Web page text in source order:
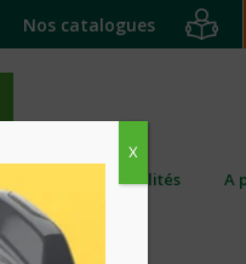
Nos catalogues
Actualités A
X